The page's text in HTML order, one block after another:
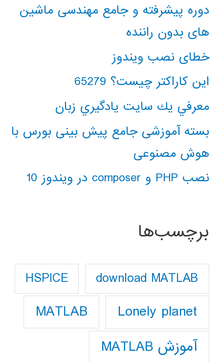
دوره پیشرفته و جامع مهندسی ماشین
های بدون راننده
خطای نصب ویندوز
این کاراکتر چیست؟ 65279
معرفي يك سايت يادگيري زبان
بسته آموزشی جامع پیش بینی بورس با
هوش مصنوعی
نصب PHP و composer در ویندوز 10
برچسب‌ها
download MATLAB
HSPICE
Lonely planet
MATLAB
آموزش MATLAB